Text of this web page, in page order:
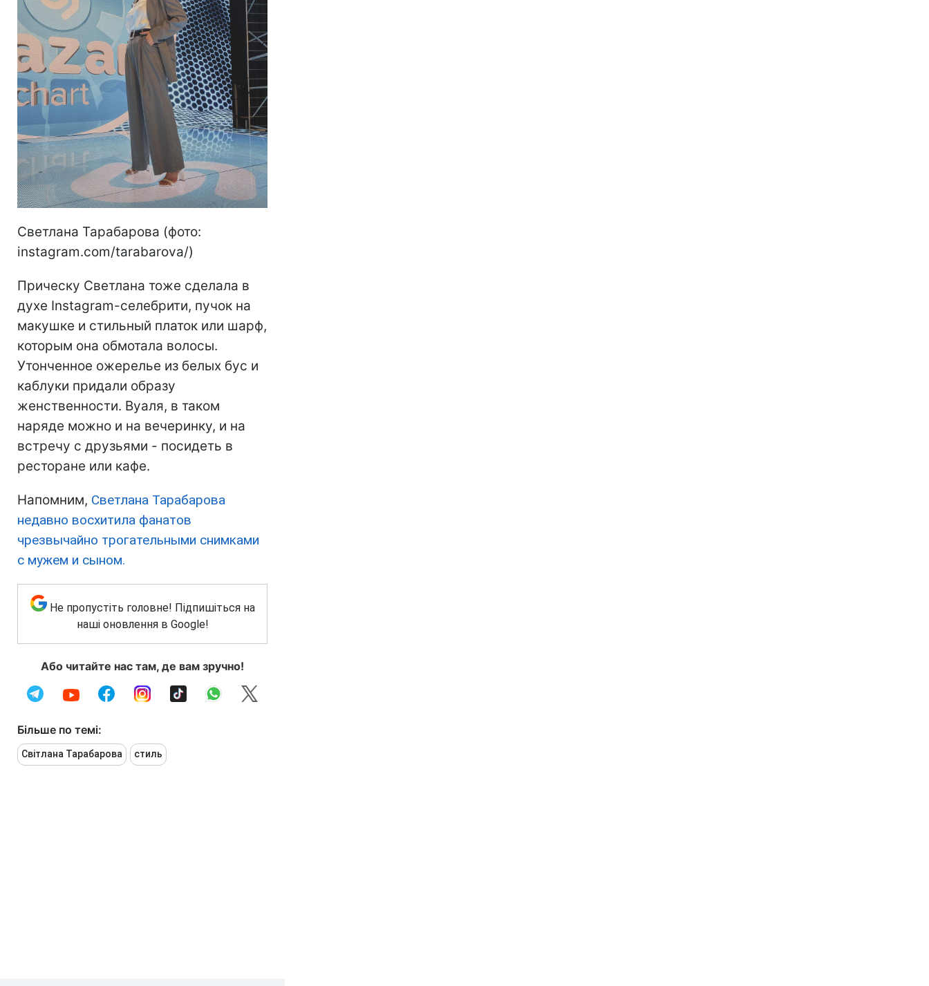
Светлана Тарабарова (фото:
instagram.com/tarabarova/)
Прическу Светлана тоже сделала в
духе Instagram-селебрити, пучок на
макушке и стильный платок или шарф,
которым она обмотала волосы.
Утонченное ожерелье из белых бус и
каблуки придали образу
женственности. Вуаля, в таком
наряде можно и на вечеринку, и на
встречу с друзьями - посидеть в
ресторане или кафе.
Напомним, Светлана Тарабарова
недавно восхитила фанатов
чрезвычайно трогательными снимками
с мужем и сыном.
Не пропустіть головне! Підпишіться на
наші оновлення в Google!
Або читайте нас там, де вам зручно!
Більше по темі:
Світлана Тарабарова стиль